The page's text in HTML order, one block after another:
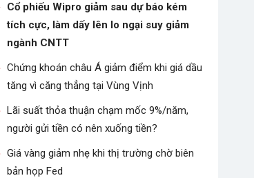
Cổ phiếu Wipro giảm sau dự báo kém
tích cực, làm dấy lên lo ngại suy giảm
ngành CNTT
Chứng khoán châu Á giảm điểm khi giá dầu
tăng vì căng thẳng tại Vùng Vịnh
Lãi suất thỏa thuận chạm mốc 9%/năm,
người gửi tiền có nên xuống tiền?
Giá vàng giảm nhẹ khi thị trường chờ biên
bản họp Fed